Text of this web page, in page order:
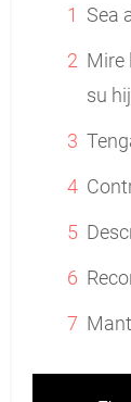
Sea
Mire
su